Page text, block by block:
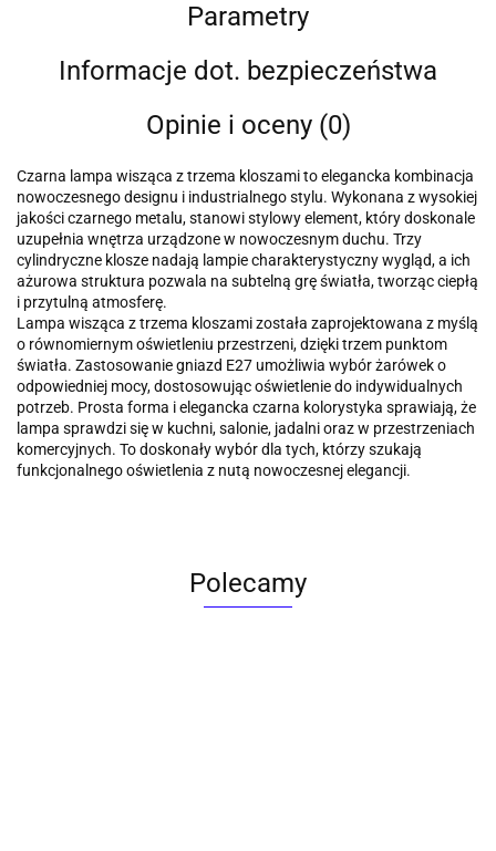
Parametry
Informacje dot. bezpieczeństwa
Opinie i oceny (0)
Czarna lampa wisząca z trzema kloszami to elegancka kombinacja
nowoczesnego designu i industrialnego stylu. Wykonana z wysokiej
jakości czarnego metalu, stanowi stylowy element, który doskonale
uzupełnia wnętrza urządzone w nowoczesnym duchu. Trzy
cylindryczne klosze nadają lampie charakterystyczny wygląd, a ich
ażurowa struktura pozwala na subtelną grę światła, tworząc ciepłą
i przytulną atmosferę.
Lampa wisząca z trzema kloszami została zaprojektowana z myślą
o równomiernym oświetleniu przestrzeni, dzięki trzem punktom
światła. Zastosowanie gniazd E27 umożliwia wybór żarówek o
odpowiedniej mocy, dostosowując oświetlenie do indywidualnych
potrzeb. Prosta forma i elegancka czarna kolorystyka sprawiają, że
lampa sprawdzi się w kuchni, salonie, jadalni oraz w przestrzeniach
komercyjnych. To doskonały wybór dla tych, którzy szukają
funkcjonalnego oświetlenia z nutą nowoczesnej elegancji.
Polecamy